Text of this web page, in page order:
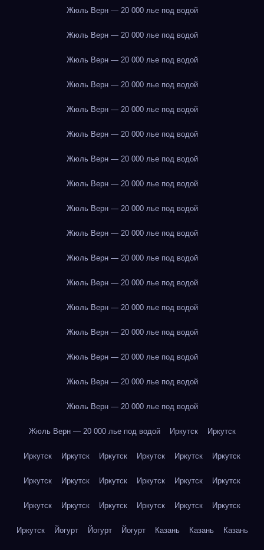
Жюль Верн — 20 000 лье под водой
Жюль Верн — 20 000 лье под водой
Жюль Верн — 20 000 лье под водой
Жюль Верн — 20 000 лье под водой
Жюль Верн — 20 000 лье под водой
Жюль Верн — 20 000 лье под водой
Жюль Верн — 20 000 лье под водой
Жюль Верн — 20 000 лье под водой
Жюль Верн — 20 000 лье под водой
Жюль Верн — 20 000 лье под водой
Жюль Верн — 20 000 лье под водой
Жюль Верн — 20 000 лье под водой
Жюль Верн — 20 000 лье под водой
Жюль Верн — 20 000 лье под водой
Жюль Верн — 20 000 лье под водой
Жюль Верн — 20 000 лье под водой
Жюль Верн — 20 000 лье под водой
Жюль Верн — 20 000 лье под водой Иркутск Иркутск
Иркутск Иркутск Иркутск Иркутск Иркутск Иркутск
Иркутск Иркутск Иркутск Иркутск Иркутск Иркутск
Иркутск Иркутск Иркутск Иркутск Иркутск Иркутск
Иркутск Йогурт Йогурт Йогурт Казань Казань Казань